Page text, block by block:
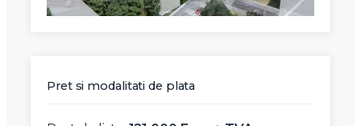
Pret si modalitati de plata
Telefon